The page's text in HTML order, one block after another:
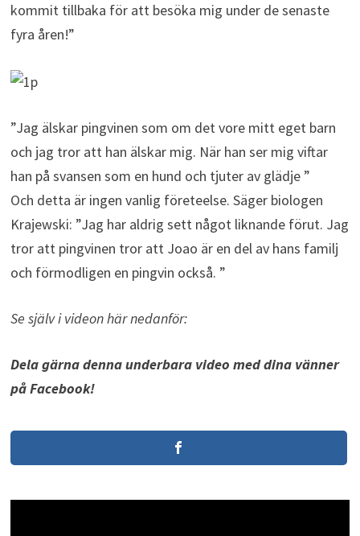
kommit tillbaka för att besöka mig under de senaste
fyra åren!”
”Jag älskar pingvinen som om det vore mitt eget barn
och jag tror att han älskar mig. När han ser mig viftar
han på svansen som en hund och tjuter av glädje ”
Och detta är ingen vanlig företeelse. Säger biologen
Krajewski: ”Jag har aldrig sett något liknande förut. Jag
tror att pingvinen tror att Joao är en del av hans familj
och förmodligen en pingvin också. ”
Se själv i videon här nedanför:
Dela gärna denna underbara video med dina vänner
på Facebook!